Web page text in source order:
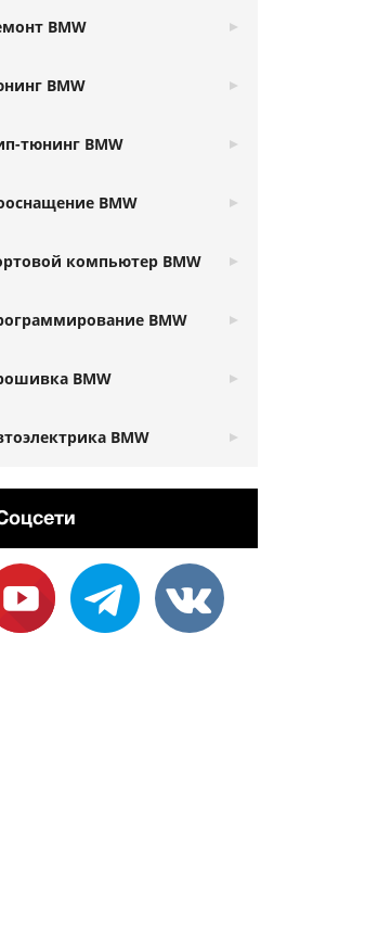
BMW
BMW
тюнинг BMW
BMW
компьютер BMW
BMW
BMW
BMW